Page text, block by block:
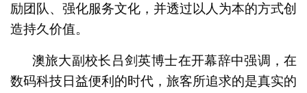
励团队、强化服务文化，并透过以人为本的方式创
造持久价值。
澳旅大副校长吕剑英博士在开幕辞中强调，在
数码科技日益便利的时代，旅客所追求的是真实的